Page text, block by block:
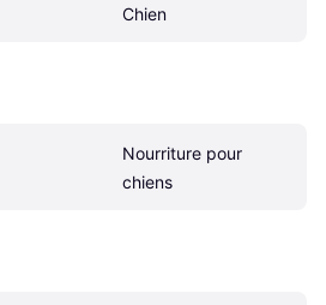
Chien
Nourriture pour
chiens